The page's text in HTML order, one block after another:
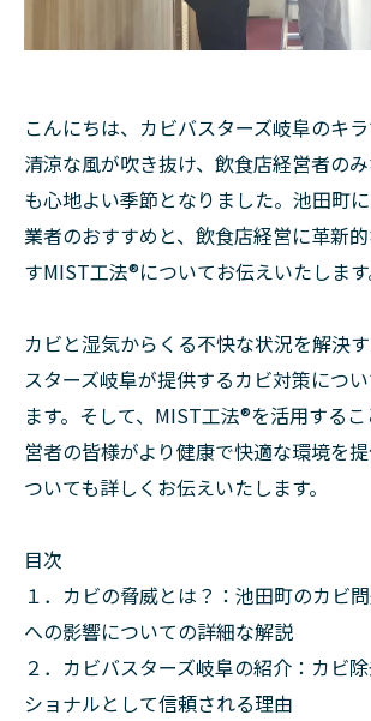
こんにちは、カビバスターズ岐阜のキラ
清涼な風が吹き抜け、飲食店経営者の
も心地よい季節となりました。池田町
業者のおすすめと、飲食店経営に革新
すMIST工法®についてお伝えいたします
カビと湿気からくる不快な状況を解決
スターズ岐阜が提供するカビ対策につ
ます。そして、MIST工法®を活用する
営者の皆様がより健康で快適な環境を
ついても詳しくお伝えいたします。
目次
１．カビの脅威とは？：池田町のカビ
への影響についての詳細な解説
２．カビバスターズ岐阜の紹介：カビ
ショナルとして信頼される理由